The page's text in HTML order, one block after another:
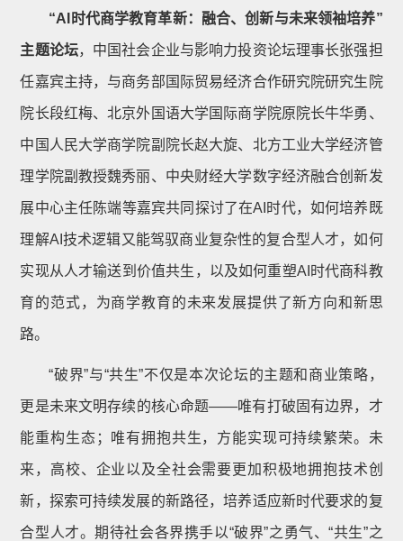
“AI时代商学教育革新：融合、创新与未来领袖培养”
主题论坛，中国社会企业与影响力投资论坛理事长张强担
任嘉宾主持，与商务部国际贸易经济合作研究院研究生院
院长段红梅、北京外国语大学国际商学院原院长牛华勇、
中国人民大学商学院副院长赵大旋、北方工业大学经济管
理学院副教授魏秀丽、中央财经大学数字经济融合创新发
展中心主任陈端等嘉宾共同探讨了在AI时代，如何培养既
理解AI技术逻辑又能驾驭商业复杂性的复合型人才，如何
实现从人才输送到价值共生，以及如何重塑AI时代商科教
育的范式，为商学教育的未来发展提供了新方向和新思
路。
“破界”与“共生”不仅是本次论坛的主题和商业策略，
更是未来文明存续的核心命题——唯有打破固有边界，才
能重构生态；唯有拥抱共生，方能实现可持续繁荣。未
来，高校、企业以及全社会需要更加积极地拥抱技术创
新，探索可持续发展的新路径，培养适应新时代要求的复
合型人才。期待社会各界携手以“破界”之勇气、“共生”之